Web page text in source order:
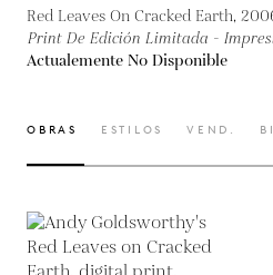
Red Leaves On Cracked Earth,
Print De Edición Limitada -
Actualemente No Disponible
OBRAS ESTILOS VEND.